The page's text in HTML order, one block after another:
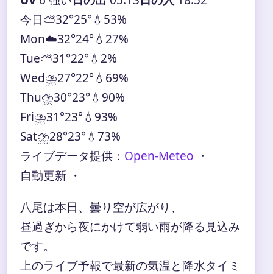
今日⛅32°25°💧53%
Mon☁️32°24°💧27%
Tue⛅31°22°💧2%
Wed⛈️27°22°💧69%
Thu⛈️30°23°💧90%
Fri⛈️31°23°💧93%
Sat⛈️28°23°💧73%
ライブデータ提供： Open-Meteo ・
自動更新 ・
八尾は本日、曇り空が広がり、
昼過ぎから夜にかけて弱い雨が降る見込み
です。
上のライブ予報で最新の気温と降水タイミ